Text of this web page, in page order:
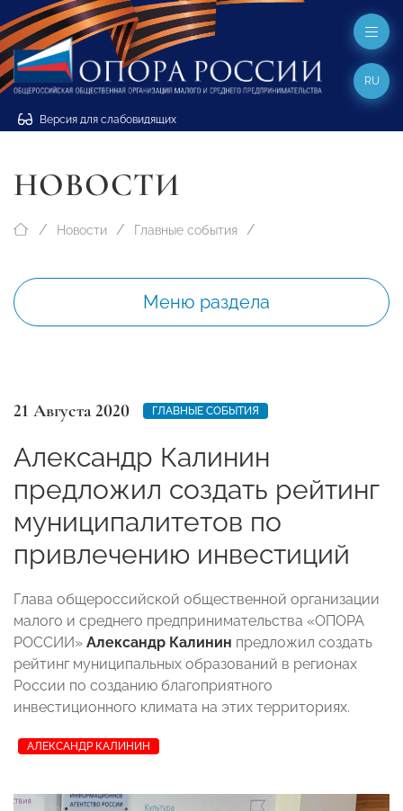
Версия для слабовидящих
RU
НОВОСТИ
Новости Главные события
Меню раздела
21 Августа 2020 ГЛАВНЫЕ СОБЫТИЯ
Александр Калинин
предложил создать рейтинг
муниципалитетов по
привлечению инвестиций
Глава общероссийской общественной организации
малого и среднего предпринимательства «ОПОРА
РОССИИ» Александр Калинин предложил создать
рейтинг муниципальных образований в регионах
России по созданию благоприятного
инвестиционного климата на этих территориях.
АЛЕКСАНДР КАЛИНИН